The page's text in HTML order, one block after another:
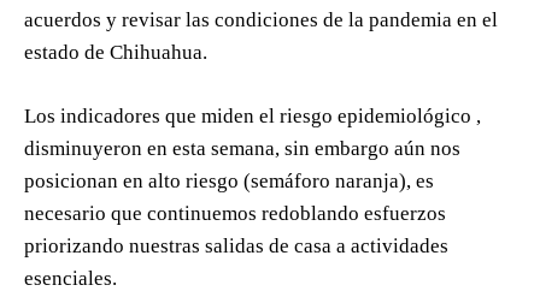
acuerdos y revisar las condiciones de la pandemia en el
estado de Chihuahua.
Los indicadores que miden el riesgo epidemiológico ,
disminuyeron en esta semana, sin embargo aún nos
posicionan en alto riesgo (semáforo naranja), es
necesario que continuemos redoblando esfuerzos
priorizando nuestras salidas de casa a actividades
esenciales.